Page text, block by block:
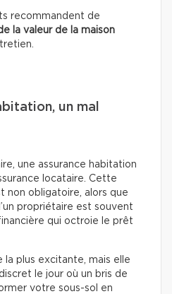
recommandent de
la valeur de la maison
un mal
une assurance habitation
locataire. Cette
non obligatoire, alors que
propriétaire est souvent
qui octroie le prêt
la plus excitante, mais elle
le jour où un bris de
votre sous-sol en